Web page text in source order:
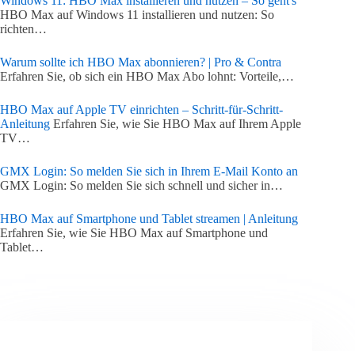
HBO Max auf Windows 11 installieren und nutzen: So
richten…
Warum sollte ich HBO Max abonnieren? | Pro & Contra
Erfahren Sie, ob sich ein HBO Max Abo lohnt: Vorteile,…
HBO Max auf Apple TV einrichten – Schritt-für-Schritt-
Anleitung Erfahren Sie, wie Sie HBO Max auf Ihrem Apple
TV…
GMX Login: So melden Sie sich in Ihrem E-Mail Konto an
GMX Login: So melden Sie sich schnell und sicher in…
HBO Max auf Smartphone und Tablet streamen | Anleitung
Erfahren Sie, wie Sie HBO Max auf Smartphone und
Tablet…